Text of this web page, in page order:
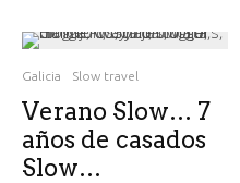
Galicia Slow travel
Verano Slow… 7
años de casados
Slow…